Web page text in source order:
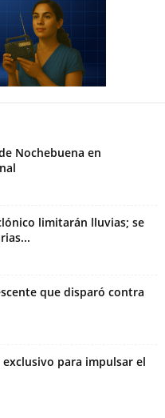
Nochebuena en
limitarán lluvias; se
que disparó contra
para impulsar el